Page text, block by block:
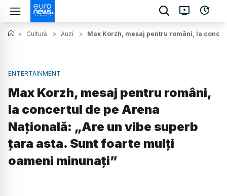
> Cultură > Auzi > Max Korzh, mesaj pentru români, la
ENTERTAINMENT
Max Korzh, mesaj pentru români,
la concertul de pe Arena
Națională: „Are un vibe superb
țara asta. Sunt foarte mulți
oameni minunați”